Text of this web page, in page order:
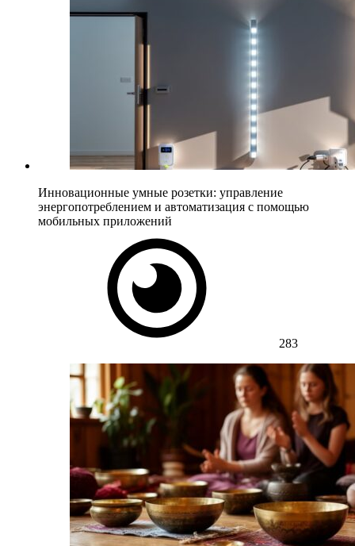
Инновационные умные розетки: управление
энергопотреблением и автоматизация с помощью
мобильных приложений
283